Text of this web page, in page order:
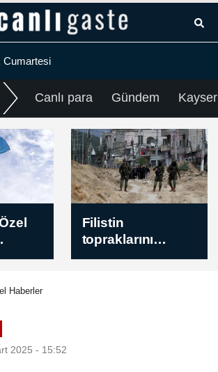
Cumartesi
Canlı para Gündem
Dünya
Bankası'ndan
Suriye'nin finans
Haberler
2025 - 15:52